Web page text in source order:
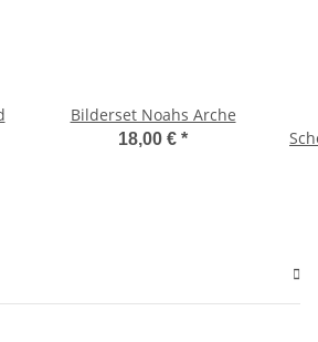
Bilderset Noahs Arche
18,00 € *